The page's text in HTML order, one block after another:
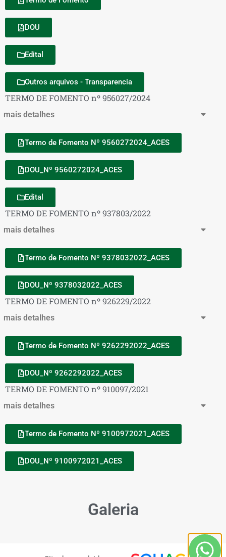
DOU
Edital
Outros arquivos - Transparencia
TERMO DE FOMENTO nº 956027/2024
mais detalhes
Termo de Fomento Nº 9560272024_ACES
DOU_Nº 9560272024_ACES
Edital
TERMO DE FOMENTO nº 937803/2022
mais detalhes
Termo de Fomento Nº 9378032022_ACES
DOU_Nº 9378032022_ACES
TERMO DE FOMENTO nº 926229/2022
mais detalhes
Termo de Fomento Nº 9262292022_ACES
DOU_Nº 9262292022_ACES
TERMO DE FOMENTO nº 910097/2021
mais detalhes
Termo de Fomento Nº 9100972021_ACES
DOU_Nº 9100972021_ACES
Galeria